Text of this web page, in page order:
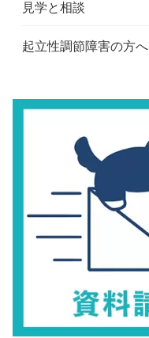
見学と相談
起立性調節障害の方へ